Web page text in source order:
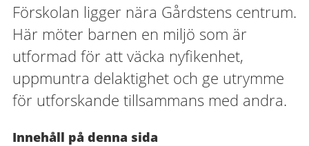
Förskolan ligger nära Gårdstens centrum.
Här möter barnen en miljö som är
utformad för att väcka nyfikenhet,
uppmuntra delaktighet och ge utrymme
för utforskande tillsammans med andra.
Innehåll på denna sida